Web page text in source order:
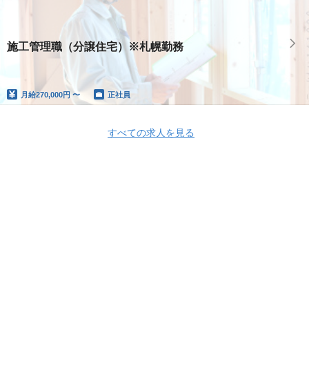
施工管理職（分譲住宅）※札幌勤務
月給270,000円 〜 正社員
すべての求人を見る